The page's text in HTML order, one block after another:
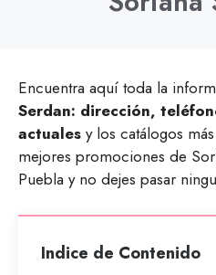
Encuentra aquí toda la
Serdan: dirección,
actuales y los catálogos
mejores promociones de
Puebla y no dejes pasar
Indice de Contenido